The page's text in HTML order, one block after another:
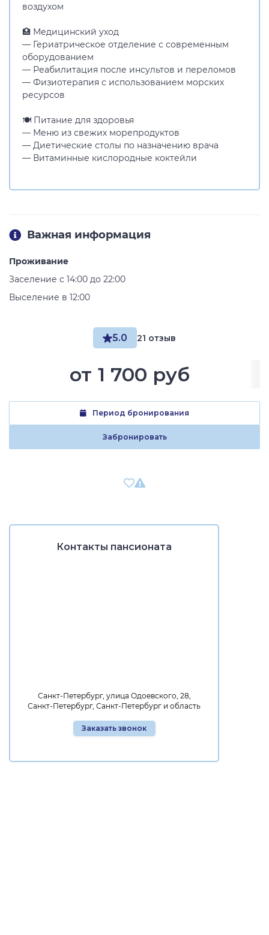
воздухом
🏥 Медицинский уход
— Гериатрическое отделение с современным
оборудованием
— Реабилитация после инсультов и переломов
— Физиотерапия с использованием морских
ресурсов
🍽️ Питание для здоровья
— Меню из свежих морепродуктов
— Диетические столы по назначению врача
— Витаминные кислородные коктейли
5.0 21 отзыв
от 1 700 руб
Период бронирования
Забронировать
Важная информация
Проживание
Заселение с 14:00 до 22:00
Выселение в 12:00
Контакты пансионата
Санкт-Петербург, улица Одоевского, 28,
Санкт-Петербург, Санкт-Петербург и область
Заказать звонок